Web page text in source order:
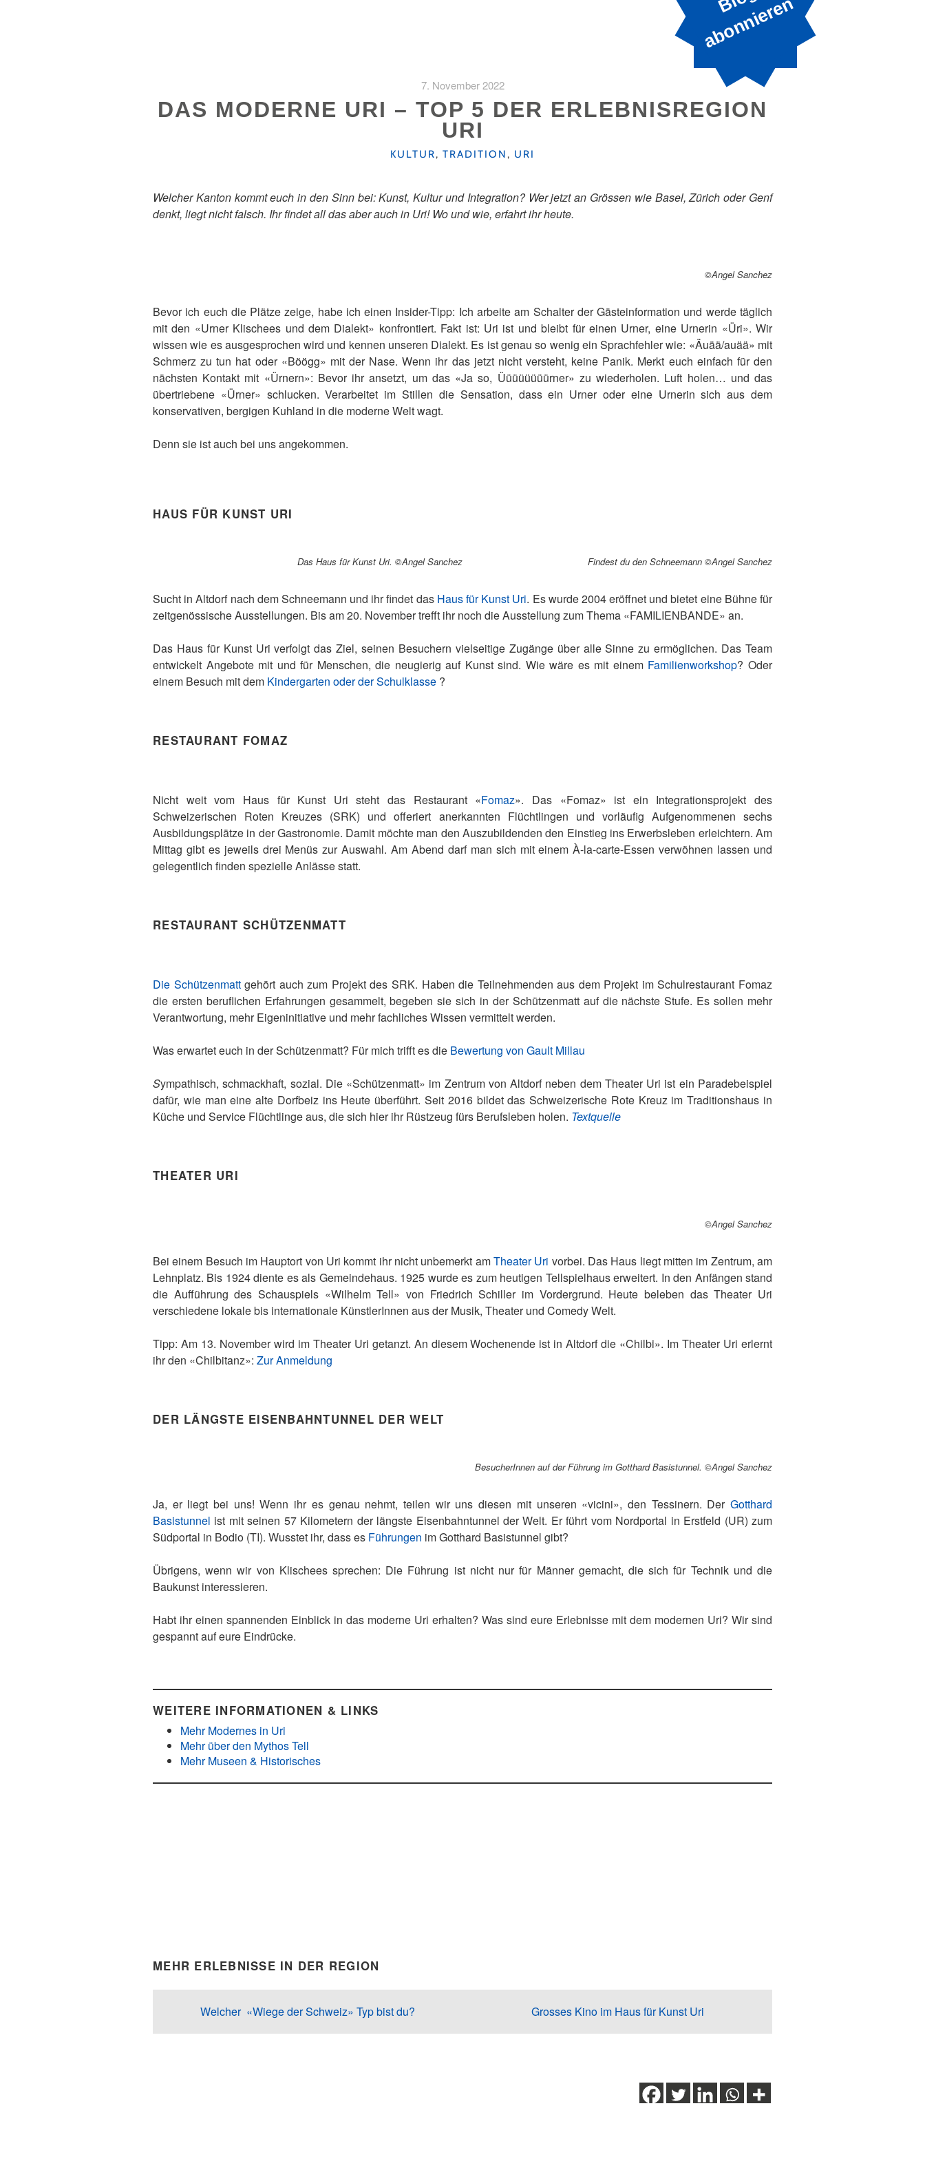
B
n
7. November 2022
DAS MODERNE URI – TOP 5 DER ERLEBNISREGION
URI
KATEGORIEN
KULTUR, TRADITION, URI
Welcher Kanton kommt euch in den Sinn bei: Kunst, Kultur und Integration? Wer jetzt an Grössen wie Basel, Zürich oder Genf
denkt, liegt nicht falsch. Ihr findet all das aber auch in Uri! Wo und wie, erfahrt ihr heute.
©Angel Sanchez
Bevor ich euch die Plätze zeige, habe ich einen Insider-Tipp: Ich arbeite am Schalter der Gästeinformation und werde täglich
mit den «Urner Klischees und dem Dialekt» konfrontiert. Fakt ist: Uri ist und bleibt für einen Urner, eine Urnerin «Üri». Wir
wissen wie es ausgesprochen wird und kennen unseren Dialekt. Es ist genau so wenig ein Sprachfehler wie: «Äuää/auää» mit
Schmerz zu tun hat oder «Böögg» mit der Nase. Wenn ihr das jetzt nicht versteht, keine Panik. Merkt euch einfach für den
nächsten Kontakt mit «Ürnern»: Bevor ihr ansetzt, um das «Ja so, Üüüüüüüürner» zu wiederholen. Luft holen… und das
übertriebene «Ürner» schlucken. Verarbeitet im Stillen die Sensation, dass ein Urner oder eine Urnerin sich aus dem
konservativen, bergigen Kuhland in die moderne Welt wagt.
Denn sie ist auch bei uns angekommen.
HAUS FÜR KUNST URI
Das Haus für Kunst Uri. ©Angel Sanchez Findest du den Schneemann ©Angel Sanchez
Sucht in Altdorf nach dem Schneemann und ihr findet das Haus für Kunst Uri. Es wurde 2004 eröffnet und bietet eine Bühne für
zeitgenössische Ausstellungen. Bis am 20. November trefft ihr noch die Ausstellung zum Thema «FAMILIENBANDE» an.
Das Haus für Kunst Uri verfolgt das Ziel, seinen Besuchern vielseitige Zugänge über alle Sinne zu ermöglichen. Das Team
entwickelt Angebote mit und für Menschen, die neugierig auf Kunst sind. Wie wäre es mit einem Familienworkshop? Oder
einem Besuch mit dem Kindergarten oder der Schulklasse ?
RESTAURANT FOMAZ
Nicht weit vom Haus für Kunst Uri steht das Restaurant «Fomaz». Das «Fomaz» ist ein Integrationsprojekt des
Schweizerischen Roten Kreuzes (SRK) und offeriert anerkannten Flüchtlingen und vorläufig Aufgenommenen sechs
Ausbildungsplätze in der Gastronomie. Damit möchte man den Auszubildenden den Einstieg ins Erwerbsleben erleichtern. Am
Mittag gibt es jeweils drei Menüs zur Auswahl. Am Abend darf man sich mit einem À-la-carte-Essen verwöhnen lassen und
gelegentlich finden spezielle Anlässe statt.
RESTAURANT SCHÜTZENMATT
Die Schützenmattgehört auch zum Projekt des SRK. Haben die Teilnehmenden aus dem Projekt im Schulrestaurant Fomaz
die ersten beruflichen Erfahrungen gesammelt, begeben sie sich in der Schützenmatt auf die nächste Stufe. Es sollen mehr
Verantwortung, mehr Eigeninitiative und mehr fachliches Wissen vermittelt werden.
Was erwartet euch in der Schützenmatt? Für mich trifft es die Bewertung von Gault Millau
Sympathisch, schmackhaft, sozial. Die «Schützenmatt» im Zentrum von Altdorf neben dem Theater Uri ist ein Paradebeispiel
dafür, wie man eine alte Dorfbeiz ins Heute überführt. Seit 2016 bildet das Schweizerische Rote Kreuz im Traditionshaus in
Küche und Service Flüchtlinge aus, die sich hier ihr Rüstzeug fürs Berufsleben holen. Textquelle
THEATER URI
©Angel Sanchez
Bei einem Besuch im Hauptort von Uri kommt ihr nicht unbemerkt amTheater Uri vorbei. Das Haus liegt mitten im Zentrum, am
Lehnplatz. Bis 1924 diente es als Gemeindehaus. 1925 wurde es zum heutigen Tellspielhaus erweitert. In den Anfängen stand
die Aufführung des Schauspiels «Wilhelm Tell» von Friedrich Schiller im Vordergrund. Heute beleben das Theater Uri
verschiedene lokale bis internationale KünstlerInnen aus der Musik, Theater und Comedy Welt.
Tipp: Am 13. November wird im Theater Uri getanzt. An diesem Wochenende ist in Altdorf die «Chilbi». Im Theater Uri erlernt
ihr den «Chilbitanz»: Zur Anmeldung
DER LÄNGSTE EISENBAHNTUNNEL DER WELT
BesucherInnen auf der Führung im Gotthard Basistunnel. ©Angel Sanchez
Ja, er liegt bei uns! Wenn ihr es genau nehmt, teilen wir uns diesen mit unseren «vicini», den Tessinern. Der Gotthard
Basistunnel ist mit seinen 57 Kilometern der längste Eisenbahntunnel der Welt. Er führt vom Nordportal in Erstfeld (UR) zum
Südportal in Bodio (TI). Wusstet ihr, dass es Führungen im Gotthard Basistunnel gibt?
Übrigens, wenn wir von Klischees sprechen: Die Führung ist nicht nur für Männer gemacht, die sich für Technik und die
Baukunst interessieren.
Habt ihr einen spannenden Einblick in das moderne Uri erhalten? Was sind eure Erlebnisse mit dem modernen Uri? Wir sind
gespannt auf eure Eindrücke.
WEITERE INFORMATIONEN & LINKS
Mehr Modernes in Uri
Mehr über den Mythos Tell
Mehr Museen & Historisches
MEHR ERLEBNISSE IN DER REGION
Welcher «Wiege der Schweiz» Typ bist du? Grosses Kino im Haus für Kunst Uri